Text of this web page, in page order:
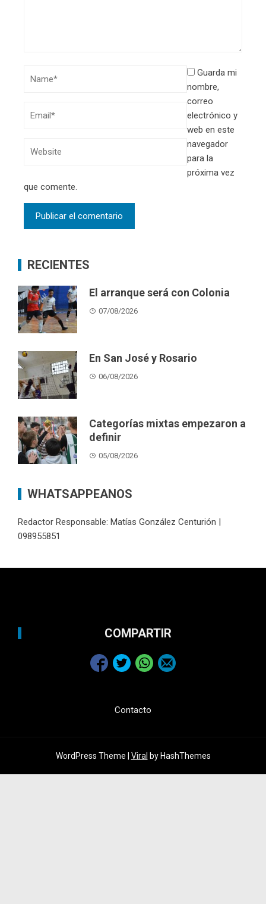
Guarda mi
nombre,
correo
electrónico y
web en este
navegador
para la
próxima vez
que comente.
RECIENTES
El arranque será con Colonia
07/08/2026
En San José y Rosario
06/08/2026
Categorías mixtas empezaron a
definir
05/08/2026
WHATSAPPEANOS
Redactor Responsable: Matías González Centurión |
098955851
COMPARTIR
Contacto
WordPress Theme | Viral by HashThemes